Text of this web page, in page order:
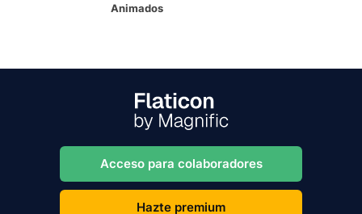
Animados
Acceso para colaboradores
Hazte premium